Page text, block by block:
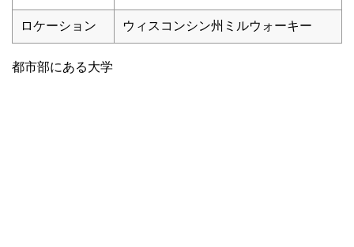
ロケーション ウィスコンシン州ミルウォーキー
都市部にある大学